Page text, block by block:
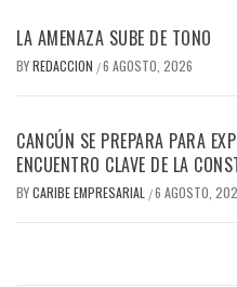
LA AMENAZA SUBE DE TONO
BYREDACCION /6 AGOSTO, 2026
CANCÚN SE PREPARA PARA
ENCUENTRO CLAVE DE LA
BYCARIBE EMPRESARIAL /6 AGOSTO,